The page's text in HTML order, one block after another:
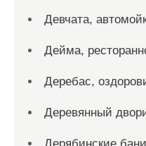
Девчата,
Дейма,
Деребас,
Деревянный